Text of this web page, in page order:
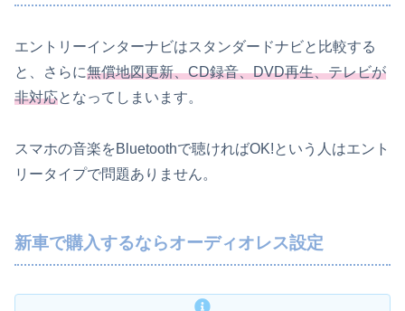
エントリーインターナビはスタンダードナビと比較する
と、さらに無償地図更新、CD録音、DVD再生、テレビが
非対応となってしまいます。
スマホの音楽をBluetoothで聴ければOK!という人はエント
リータイプで問題ありません。
新車で購入するならオーディオレス設定